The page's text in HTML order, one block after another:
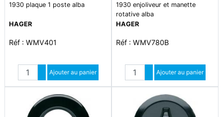
1930 plaque 1 poste alba
HAGER
Réf : WMV401
Quantité
Augmenter quantité
Diminuer quantité
Ajouter au panier
1930 enjoliveur et manette
rotative alba
HAGER
Réf : WMV780B
Quantité
Augmenter quantité
Diminuer quantité
Ajouter au panier